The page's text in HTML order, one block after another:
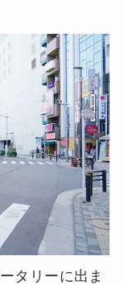
タリーに出ま